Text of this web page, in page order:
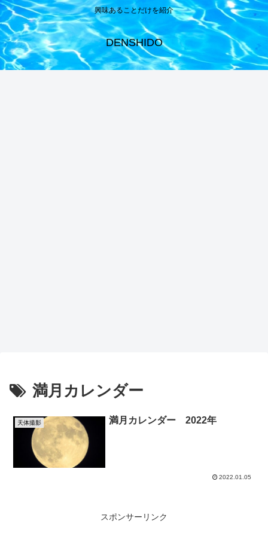
興味あることだけを紹介
DENSHIDO
満月カレンダー
天体撮影 満月カレンダー 2022年
2022.01.05
スポンサーリンク